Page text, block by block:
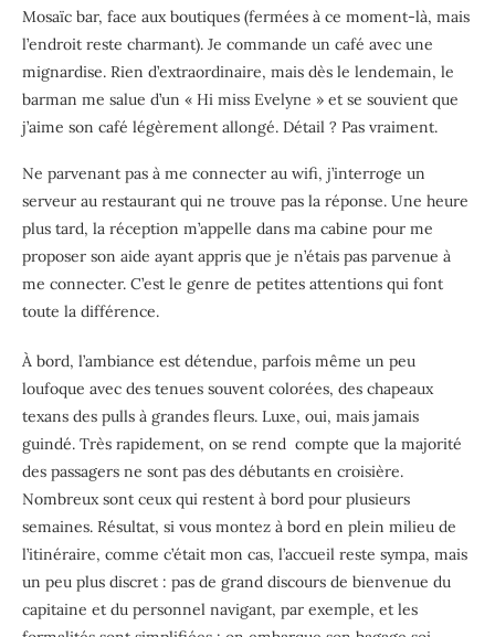
Mosaïc bar, face aux boutiques (fermées à ce moment-là, mais
l’endroit reste charmant). Je commande un café avec une
mignardise. Rien d’extraordinaire, mais dès le lendemain, le
barman me salue d’un « Hi miss Evelyne » et se souvient que
j’aime son café légèrement allongé. Détail ? Pas vraiment.
Ne parvenant pas à me connecter au wifi, j’interroge un
serveur au restaurant qui ne trouve pas la réponse. Une heure
plus tard, la réception m’appelle dans ma cabine pour me
proposer son aide ayant appris que je n’étais pas parvenue à
me connecter. C’est le genre de petites attentions qui font
toute la différence.
À bord, l’ambiance est détendue, parfois même un peu
loufoque avec des tenues souvent colorées, des chapeaux
texans des pulls à grandes fleurs. Luxe, oui, mais jamais
guindé. Très rapidement, on se rend compte que la majorité
des passagers ne sont pas des débutants en croisière.
Nombreux sont ceux qui restent à bord pour plusieurs
semaines. Résultat, si vous montez à bord en plein milieu de
l’itinéraire, comme c’était mon cas, l’accueil reste sympa, mais
un peu plus discret : pas de grand discours de bienvenue du
capitaine et du personnel navigant, par exemple, et les